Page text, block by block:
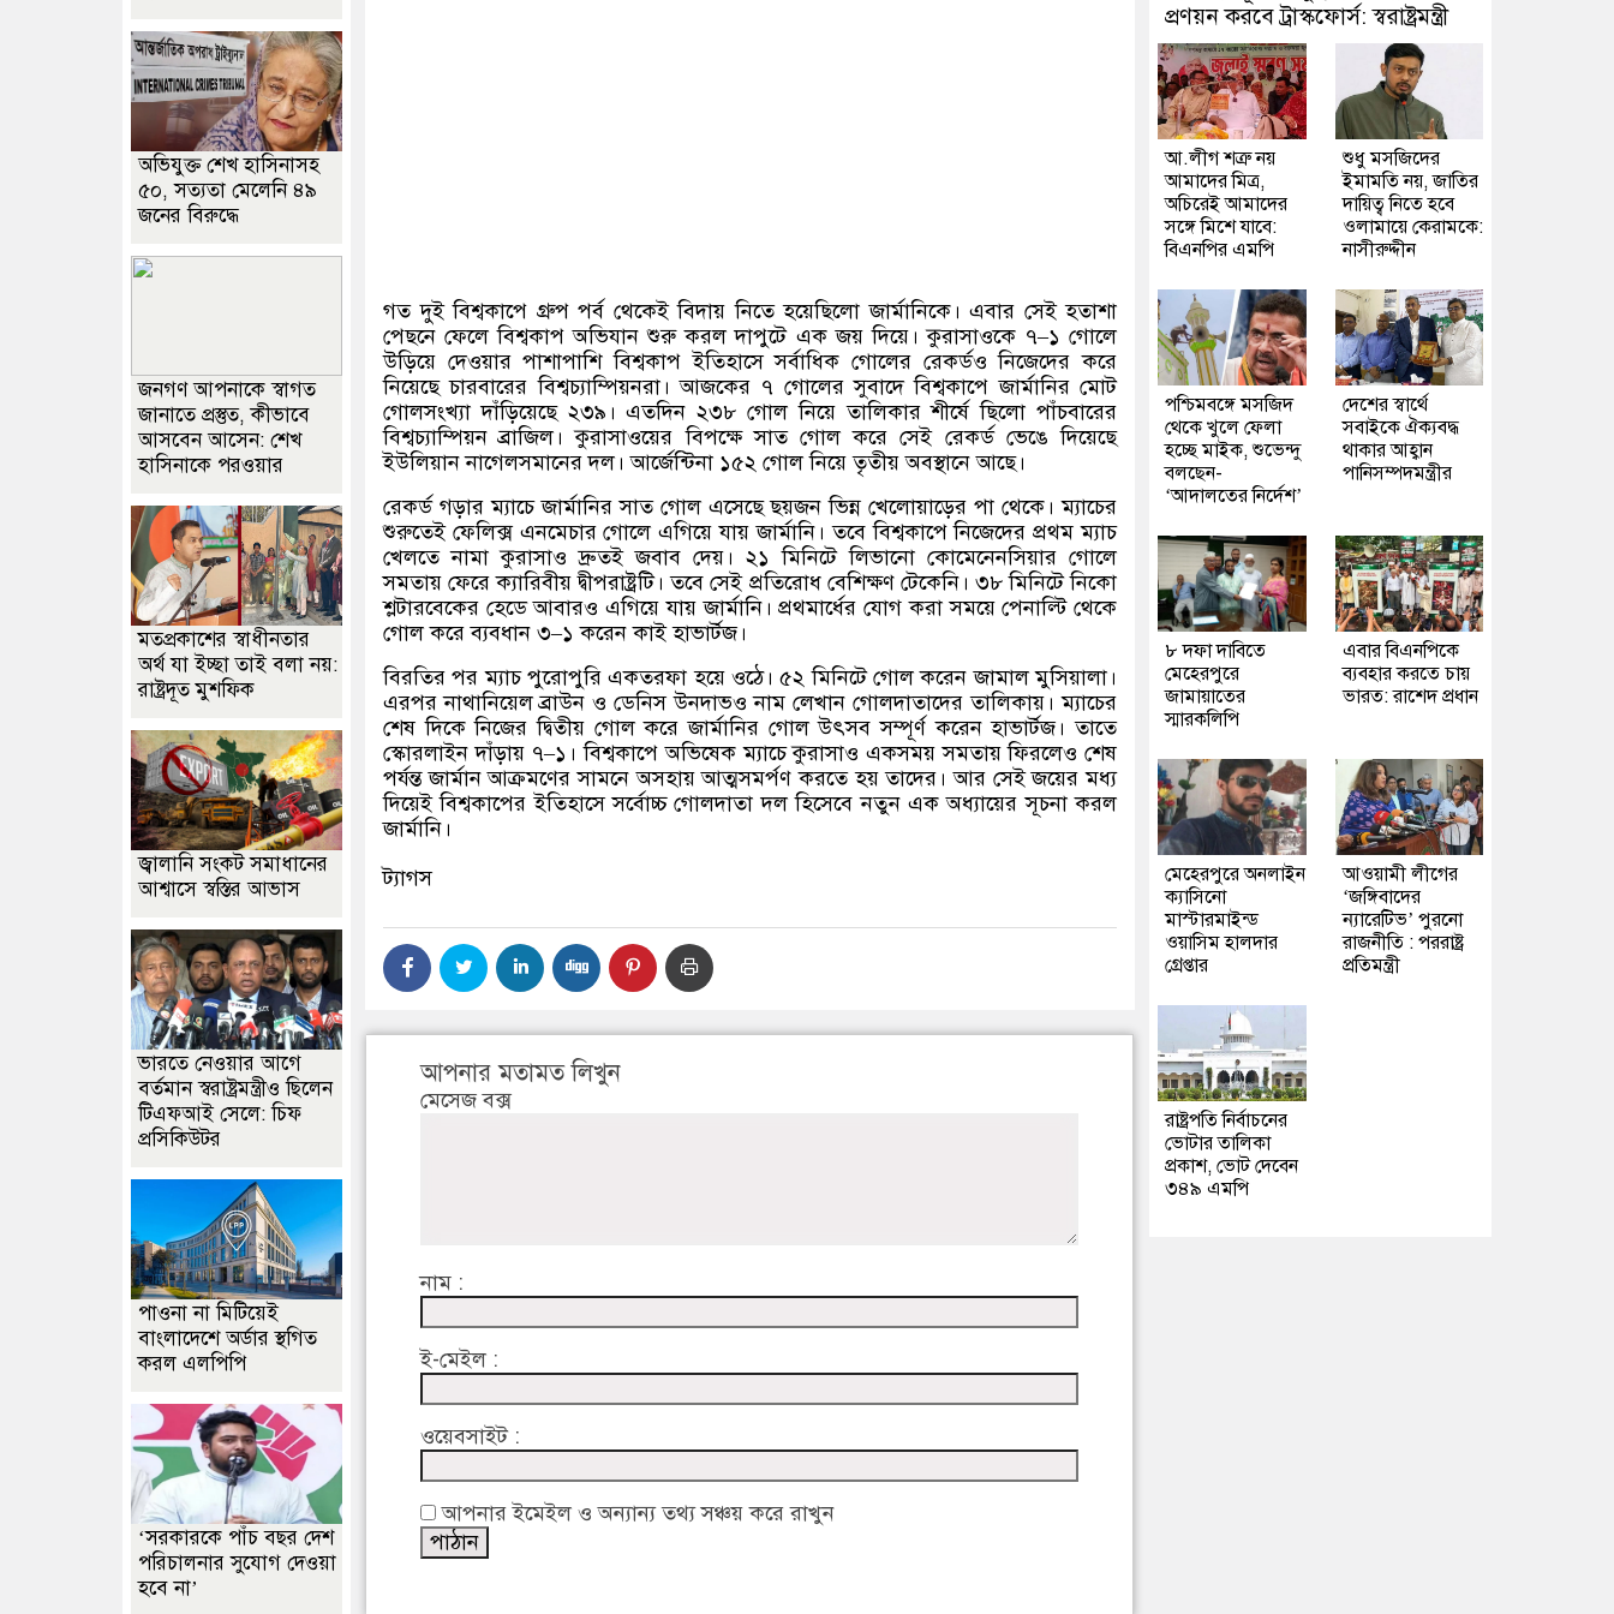
গত দুই বিশ্বকাপে গ্রুপ পর্ব থেকেই বিদায় নিতে হয়েছিলো জার্মানিকে। এবার সেই হতাশা
পেছনে ফেলে বিশ্বকাপ অভিযান শুরু করল দাপুটে এক জয় দিয়ে। কুরাসাওকে ৭–১ গোলে
উড়িয়ে দেওয়ার পাশাপাশি বিশ্বকাপ ইতিহাসে সর্বাধিক গোলের রেকর্ডও নিজেদের করে
নিয়েছে চারবারের বিশ্বচ্যাম্পিয়নরা। আজকের ৭ গোলের সুবাদে বিশ্বকাপে জার্মানির মোট
গোলসংখ্যা দাঁড়িয়েছে ২৩৯। এতদিন ২৩৮ গোল নিয়ে তালিকার শীর্ষে ছিলো পাঁচবারের
বিশ্বচ্যাম্পিয়ন ব্রাজিল। কুরাসাওয়ের বিপক্ষে সাত গোল করে সেই রেকর্ড ভেঙে দিয়েছে
ইউলিয়ান নাগেলসমানের দল। আর্জেন্টিনা ১৫২ গোল নিয়ে তৃতীয় অবস্থানে আছে।
রেকর্ড গড়ার ম্যাচে জার্মানির সাত গোল এসেছে ছয়জন ভিন্ন খেলোয়াড়ের পা থেকে। ম্যাচের
শুরুতেই ফেলিক্স এনমেচার গোলে এগিয়ে যায় জার্মানি। তবে বিশ্বকাপে নিজেদের প্রথম ম্যাচ
খেলতে নামা কুরাসাও দ্রুতই জবাব দেয়। ২১ মিনিটে লিভানো কোমেনেনসিয়ার গোলে
সমতায় ফেরে ক্যারিবীয় দ্বীপরাষ্ট্রটি। তবে সেই প্রতিরোধ বেশিক্ষণ টেকেনি। ৩৮ মিনিটে নিকো
শ্লটারবেকের হেডে আবারও এগিয়ে যায় জার্মানি। প্রথমার্ধের যোগ করা সময়ে পেনাল্টি থেকে
গোল করে ব্যবধান ৩–১ করেন কাই হাভার্টজ।
বিরতির পর ম্যাচ পুরোপুরি একতরফা হয়ে ওঠে। ৫২ মিনিটে গোল করেন জামাল মুসিয়ালা।
এরপর নাথানিয়েল ব্রাউন ও ডেনিস উনদাভও নাম লেখান গোলদাতাদের তালিকায়। ম্যাচের
শেষ দিকে নিজের দ্বিতীয় গোল করে জার্মানির গোল উৎসব সম্পূর্ণ করেন হাভার্টজ। তাতে
স্কোরলাইন দাঁড়ায় ৭–১। বিশ্বকাপে অভিষেক ম্যাচে কুরাসাও একসময় সমতায় ফিরলেও শেষ
পর্যন্ত জার্মান আক্রমণের সামনে অসহায় আত্মসমর্পণ করতে হয় তাদের। আর সেই জয়ের মধ্য
দিয়েই বিশ্বকাপের ইতিহাসে সর্বোচ্চ গোলদাতা দল হিসেবে নতুন এক অধ্যায়ের সূচনা করল
জার্মানি।
ট্যাগস
আপনার মতামত লিখুন
মেসেজ বক্স
নাম :
ই-মেইল :
ওয়েবসাইট :
আপনার ইমেইল ও অন্যান্য তথ্য সঞ্চয় করে রাখুন
অভিযুক্ত শেখ হাসিনাসহ
৫০, সত্যতা মেলেনি ৪৯
জনের বিরুদ্ধে
জনগণ আপনাকে স্বাগত
জানাতে প্রস্তুত, কীভাবে
আসবেন আসেন: শেখ
হাসিনাকে পরওয়ার
মতপ্রকাশের স্বাধীনতার
অর্থ যা ইচ্ছা তাই বলা নয়:
রাষ্ট্রদূত মুশফিক
জ্বালানি সংকট সমাধানের
আশ্বাসে স্বস্তির আভাস
ভারতে নেওয়ার আগে
বর্তমান স্বরাষ্ট্রমন্ত্রীও ছিলেন
টিএফআই সেলে: চিফ
প্রসিকিউটর
পাওনা না মিটিয়েই
বাংলাদেশে অর্ডার স্থগিত
করল এলপিপি
‘সরকারকে পাঁচ বছর দেশ
পরিচালনার সুযোগ দেওয়া
হবে না’
প্রণয়ন করবে ট্রাস্কফোর্স: স্বরাষ্ট্রমন্ত্রী
আ.লীগ শত্রু নয়
আমাদের মিত্র,
অচিরেই আমাদের
সঙ্গে মিশে যাবে:
বিএনপির এমপি
শুধু মসজিদের
ইমামতি নয়, জাতির
দায়িত্ব নিতে হবে
ওলামায়ে কেরামকে:
নাসীরুদ্দীন
পশ্চিমবঙ্গে মসজিদ
থেকে খুলে ফেলা
হচ্ছে মাইক, শুভেন্দু
বলছেন-
‘আদালতের নির্দেশ’
দেশের স্বার্থে
সবাইকে ঐক্যবদ্ধ
থাকার আহ্বান
পানিসম্পদমন্ত্রীর
৮ দফা দাবিতে
মেহেরপুরে
জামায়াতের
স্মারকলিপি
এবার বিএনপিকে
ব্যবহার করতে চায়
ভারত: রাশেদ প্রধান
মেহেরপুরে অনলাইন
ক্যাসিনো
মাস্টারমাইন্ড
ওয়াসিম হালদার
গ্রেপ্তার
আওয়ামী লীগের
‘জঙ্গিবাদের
ন্যারেটিভ’ পুরনো
রাজনীতি : পররাষ্ট্র
প্রতিমন্ত্রী
রাষ্ট্রপতি নির্বাচনের
ভোটার তালিকা
প্রকাশ, ভোট দেবেন
৩৪৯ এমপি